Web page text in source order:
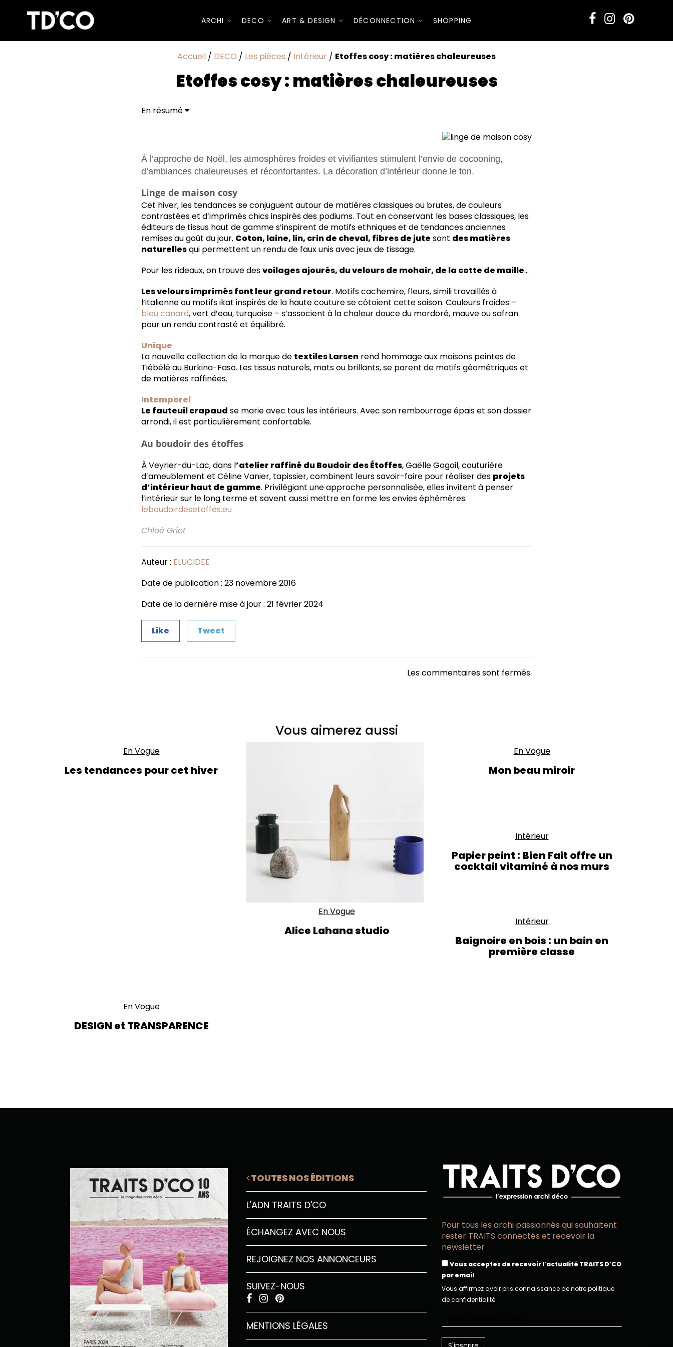
ARCHI DECO ART & DESIGN DÉCONNECTION SHOPPING
Accueil / DECO / Les pièces / Intérieur / Etoffes cosy : matières chaleureuses
Etoffes cosy : matières chaleureuses
En résumé
À l’approche de Noël, les atmosphères froides et vivifiantes stimulent l’envie de cocooning,
d’ambiances chaleureuses et réconfortantes. La décoration d’intérieur donne le ton.
Linge de maison cosy
Cet hiver, les tendances se conjuguent autour de matières classiques ou brutes, de couleurs
contrastées et d’imprimés chics inspirés des podiums. Tout en conservant les bases classiques, les
éditeurs de tissus haut de gamme s’inspirent de motifs ethniques et de tendances anciennes
remises au goût du jour. Coton, laine, lin, crin de cheval, fibres de jute sont des matières
naturellesqui permettent un rendu de faux unis avec jeux de tissage.
Pour les rideaux, on trouve desvoilages ajourés, du velours de mohair, de la cotte de maille…
Les velours imprimés font leur grand retour. Motifs cachemire, fleurs, simili travaillés à
l’italienne ou motifs ikat inspirés de la haute couture se côtoient cette saison. Couleurs froides –
bleu canard, vert d’eau, turquoise – s’associent à la chaleur douce du mordoré, mauve ou safran
pour un rendu contrasté et équilibré.
Unique
La nouvelle collection de la marque de textiles Larsen rend hommage aux maisons peintes de
Tiébélé au Burkina-Faso. Les tissus naturels, mats ou brillants, se parent de motifs géométriques et
de matières raffinées.
Intemporel
Le fauteuil crapaud se marie avec tous les intérieurs. Avec son rembourrage épais et son dossier
arrondi, il est particulièrement confortable.
Au boudoir des étoffes
À Veyrier-du-Lac, dans l’atelier raffiné du Boudoir des Étoffes, Gaëlle Gogail, couturière
d’ameublement et Céline Vanier, tapissier, combinent leurs savoir-faire pour réaliser des projets
d’intérieur haut de gamme. Privilégiant une approche personnalisée, elles invitent à penser
l’intérieur sur le long terme et savent aussi mettre en forme les envies éphémères.
leboudoirdesetoffes.eu
Chloé Griot
Auteur : ELUCIDEE
Date de publication : 23 novembre 2016
Date de la dernière mise à jour : 21 février 2024
Like Tweet
Les commentaires sont fermés.
Vous aimerez aussi
En Vogue
Les tendances pour cet hiver
En Vogue
Alice Lahana studio
En Vogue
Mon beau miroir
Intérieur
Papier peint : Bien Fait offre un
cocktail vitaminé à nos murs
Intérieur
Baignoire en bois : un bain en
première classe
En Vogue
DESIGN et TRANSPARENCE
TOUTES NOS ÉDITIONS
L'ADN TRAITS D'CO
ÉCHANGEZ AVEC NOUS
REJOIGNEZ NOS ANNONCEURS
SUIVEZ-NOUS
MENTIONS LÉGALES
Pour tous les archi passionnés qui souhaitent
rester TRAITS connectés et recevoir la
newsletter
Vous acceptez de recevoir l’actualité TRAITS D’CO
par email
Vous affirmez avoir pris connaissance de notre politique
de confidentialité.